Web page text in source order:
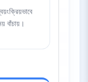
বাঁচায়।